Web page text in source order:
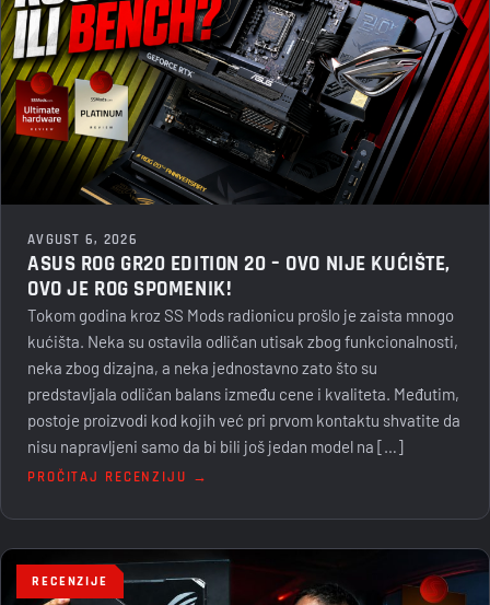
AVGUST 6, 2026
ASUS ROG GR20 EDITION 20 – OVO NIJE KUĆIŠTE,
OVO JE ROG SPOMENIK!
Tokom godina kroz SS Mods radionicu prošlo je zaista mnogo
kućišta. Neka su ostavila odličan utisak zbog funkcionalnosti,
neka zbog dizajna, a neka jednostavno zato što su
predstavljala odličan balans između cene i kvaliteta. Međutim,
postoje proizvodi kod kojih već pri prvom kontaktu shvatite da
nisu napravljeni samo da bi bili još jedan model na […]
PROČITAJ RECENZIJU →
RECENZIJE